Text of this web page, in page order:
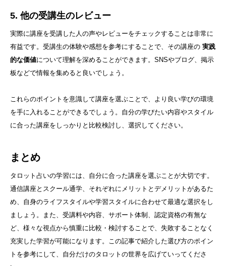
5. 他の受講生のレビュー
実際に講座を受講した人の声やレビューをチェックすることは非常に
有益です。受講生の体験や感想を参考にすることで、その講座の 実践
的な価値について理解を深めることができます。SNSやブログ、掲示
板などで情報を集めると良いでしょう。
これらのポイントを意識して講座を選ぶことで、より良い学びの環境
を手に入れることができるでしょう。自分の学びたい内容やスタイル
に合った講座をしっかりと比較検討し、選択してください。
まとめ
タロット占いの学習には、自分に合った講座を選ぶことが大切です。
通信講座とスクール通学、それぞれにメリットとデメリットがあるた
め、自身のライフスタイルや学習スタイルに合わせて最適な選択をし
ましょう。また、受講料や内容、サポート体制、認定資格の有無な
ど、様々な視点から慎重に比較・検討することで、失敗することなく
充実した学習が可能になります。この記事で紹介した選び方のポイン
トを参考にして、自分だけのタロットの世界を広げていってくださ